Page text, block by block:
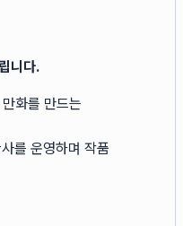
니다.
화를 만드는
를 운영하며 작품